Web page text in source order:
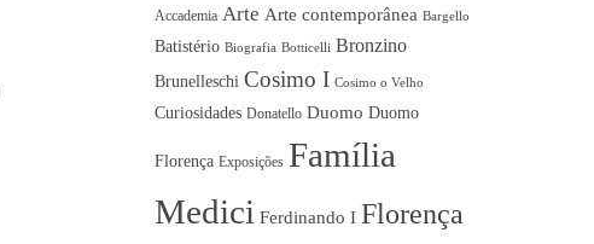
Accademia Arte Arte contemporânea Bargello
Batistério Biografia Botticelli Bronzino
Brunelleschi Cosimo I Cosimo o Velho
Curiosidades Donatello Duomo Duomo
Florença Exposições Família
Medici Ferdinando I Florença